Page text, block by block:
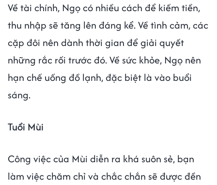
Về tài chính, Ngọ có nhiều cách để kiếm tiền,
thu nhập sẽ tăng lên đáng kể. Về tình cảm, các
cặp đôi nên dành thời gian để giải quyết
những rắc rối trước đó. Về sức khỏe, Ngọ nên
hạn chế uống đồ lạnh, đặc biệt là vào buổi
sáng.
Tuổi Mùi
Công việc của Mùi diễn ra khá suôn sẻ, bạn
làm việc chăm chỉ và chắc chắn sẽ được đền